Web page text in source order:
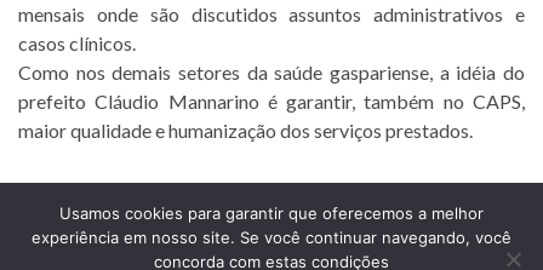
mensais onde são discutidos assuntos administrativos e
casos clínicos.
Como nos demais setores da saúde gaspariense, a idéia do
prefeito Cláudio Mannarino é garantir, também no CAPS,
maior qualidade e humanização dos serviços prestados.
Prefeitura Municipal de Comendador Levy Gasparian
Est União Indústria, S/Nº, KM 131 Exposição, Comendador Levy Gasparian /RJ –
Usamos cookies para garantir que oferecemos a melhor
experiência em nosso site. Se você continuar navegando, você
concorda com estas condições